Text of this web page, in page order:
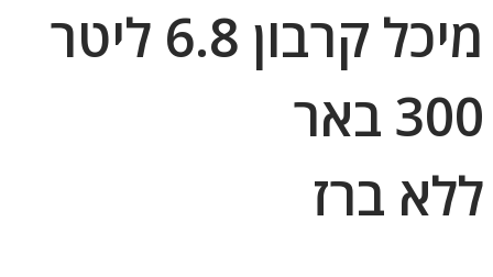
מיכל קרבון 6.8 ליטר
300 באר
ללא ברז